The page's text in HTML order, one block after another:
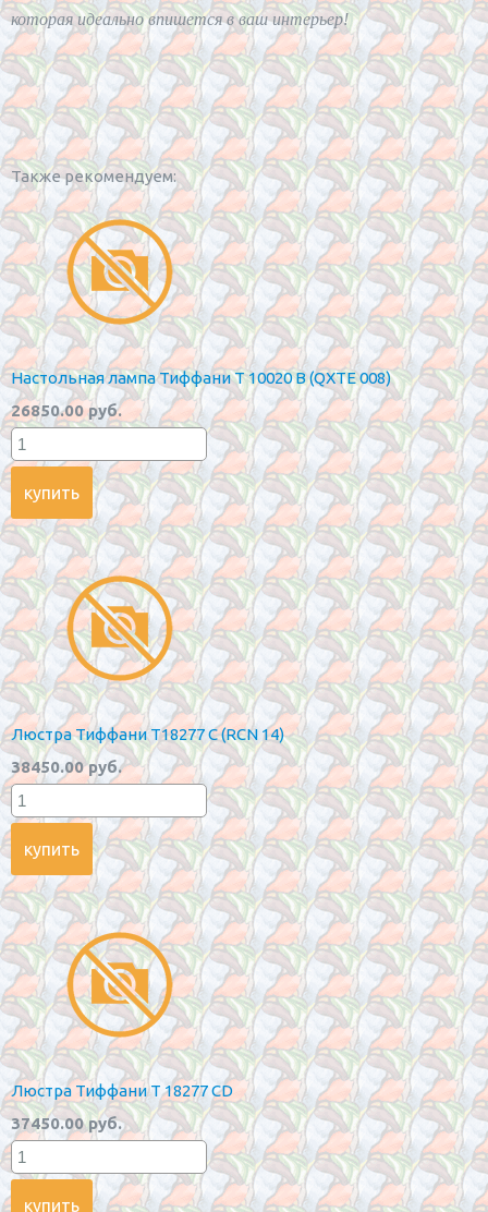
которая идеально впишется в ваш интерьер!
Также рекомендуем:
Настольная лампа Тиффани T 10020 B (QXTE 008)
26850.00 руб.
Люстра Тиффани Т18277 С (RCN 14)
38450.00 руб.
Люстра Тиффани T 18277 CD
37450.00 руб.